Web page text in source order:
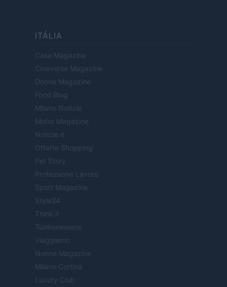
ITÁLIA
Casa Magazine
Cineverse Magazine
Donne Magazine
Food Blog
Milano Notizie
Motor Magazine
Notizie.it
Offerte Shopping
Pet Story
Professione Lavoro
Sport Magazine
Style24
Think.it
Tuobenessere
Viaggiamo
Nonne Magazine
Milano Cortina
Luxury Club